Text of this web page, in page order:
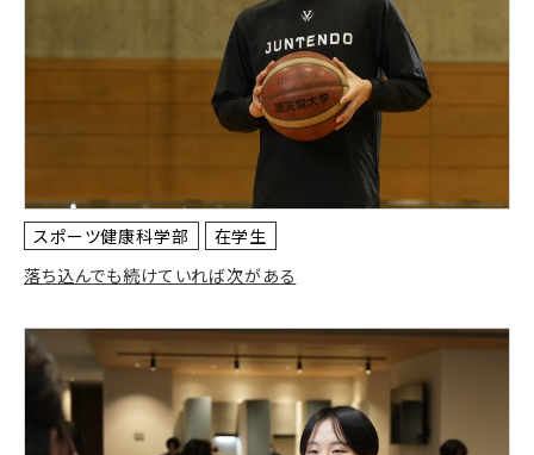
スポーツ健康科学部
在学生
落ち込んでも続けていれば次がある